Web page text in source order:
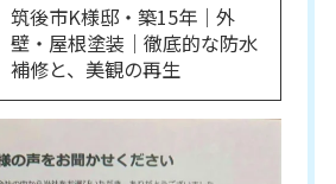
筑後市K様邸・築15年｜外
壁・屋根塗装｜徹底的な防水
補修と、美観の再生